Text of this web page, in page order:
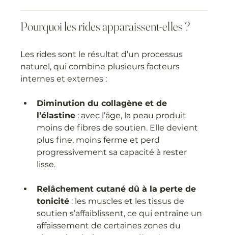
Pourquoi les rides apparaissent-elles ?
Les rides sont le résultat d’un processus
naturel, qui combine plusieurs facteurs
internes et externes :
Diminution du collagène et de
l’élastine : avec l’âge, la peau produit
moins de fibres de soutien. Elle devient
plus fine, moins ferme et perd
progressivement sa capacité à rester
lisse.
Relâchement cutané dû à la perte de
tonicité : les muscles et les tissus de
soutien s’affaiblissent, ce qui entraîne un
affaissement de certaines zones du